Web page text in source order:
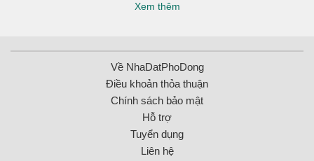
Xem thêm
Về NhaDatPhoDong
Điều khoản thỏa thuận
Chính sách bảo mật
Hỗ trợ
Tuyển dụng
Liên hệ